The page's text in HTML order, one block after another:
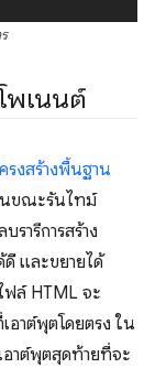
พเนนต์
รงสร้างพื้นฐาน
นขณะรันไทม์
ารีการสร้าง
และขยายได้
ฟล์ HTML จะ
อาต์พุตโดยตรง ใน
อาต์พุตสุดท้ายที่จะ